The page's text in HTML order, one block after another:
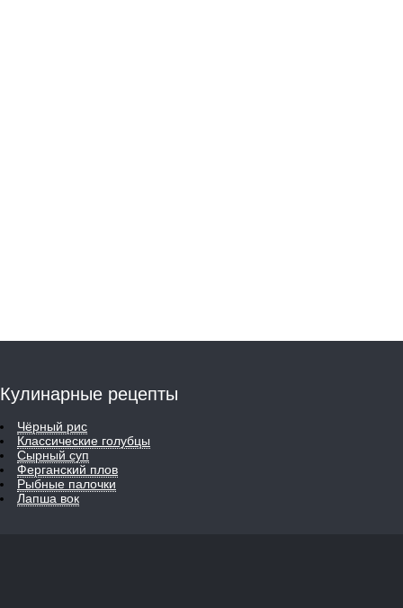
Кулинарные рецепты
Чёрный рис
Классические голубцы
Сырный суп
Ферганский плов
Рыбные палочки
Лапша вок